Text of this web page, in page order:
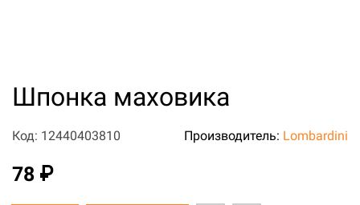
Шпонка маховика
Код: 12440403810 Производитель: Lombardini
78 ₽